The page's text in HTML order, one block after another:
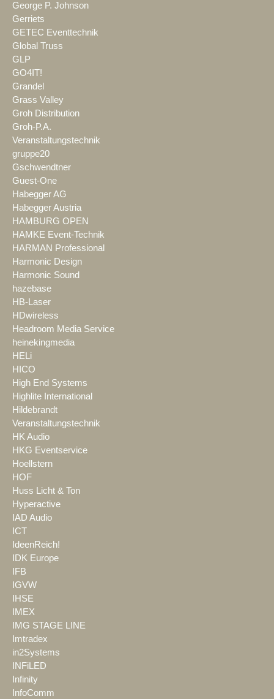
George P. Johnson
Gerriets
GETEC Eventtechnik
Global Truss
GLP
GO4IT!
Grandel
Grass Valley
Groh Distribution
Groh-P.A.
Veranstaltungstechnik
gruppe20
Gschwendtner
Guest-One
Habegger AG
Habegger Austria
HAMBURG OPEN
HAMKE Event-Technik
HARMAN Professional
Harmonic Design
Harmonic Sound
hazebase
HB-Laser
HDwireless
Headroom Media Service
heinekingmedia
HELi
HICO
High End Systems
Highlite International
Hildebrandt
Veranstaltungstechnik
HK Audio
HKG Eventservice
Hoellstern
HOF
Huss Licht & Ton
Hyperactive
IAD Audio
ICT
IdeenReich!
IDK Europe
IFB
IGVW
IHSE
IMEX
IMG STAGE LINE
Imtradex
in2Systems
INFiLED
Infinity
InfoComm